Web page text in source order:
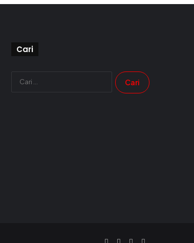
Cari
Cari
untuk: